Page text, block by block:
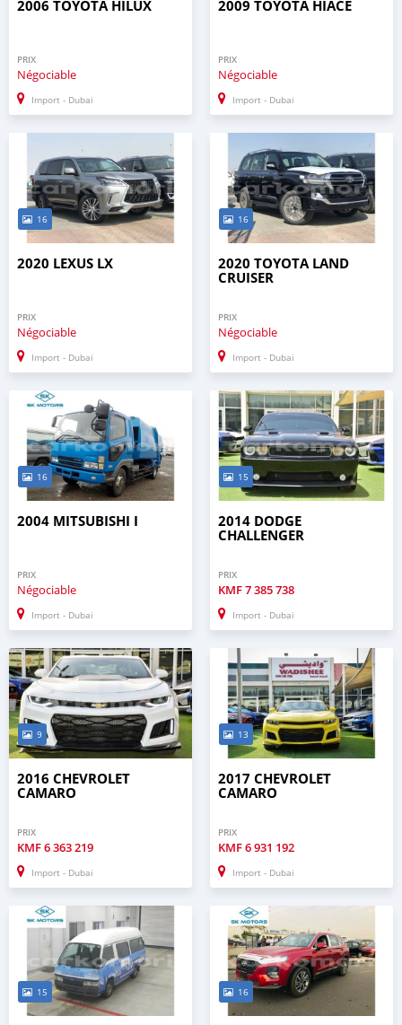
2006 TOYOTA HILUX
PRIX
Négociable
Import - Dubai
2009 TOYOTA HIACE
PRIX
Négociable
Import - Dubai
16
2020 LEXUS LX
PRIX
Négociable
Import - Dubai
16
2020 TOYOTA LAND
CRUISER
PRIX
Négociable
Import - Dubai
16
2004 MITSUBISHI I
PRIX
Négociable
Import - Dubai
15
2014 DODGE
CHALLENGER
PRIX
KMF7 385 738
Import - Dubai
9
2016 CHEVROLET
CAMARO
PRIX
KMF6 363 219
Import - Dubai
13
2017 CHEVROLET
CAMARO
PRIX
KMF6 931 192
Import - Dubai
15 16